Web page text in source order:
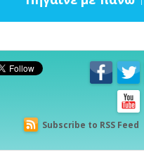
Subscribe to RSS Feed